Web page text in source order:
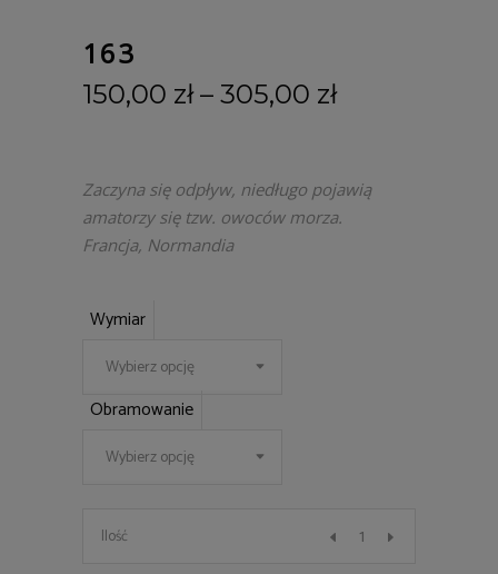
163
150,00 zł– 305,00 zł
Zaczyna się odpływ, niedługo pojawią
amatorzy się tzw. owoców morza.
Francja, Normandia
Wymiar
Wybierz opcję
Obramowanie
Wybierz opcję
163
Ilość